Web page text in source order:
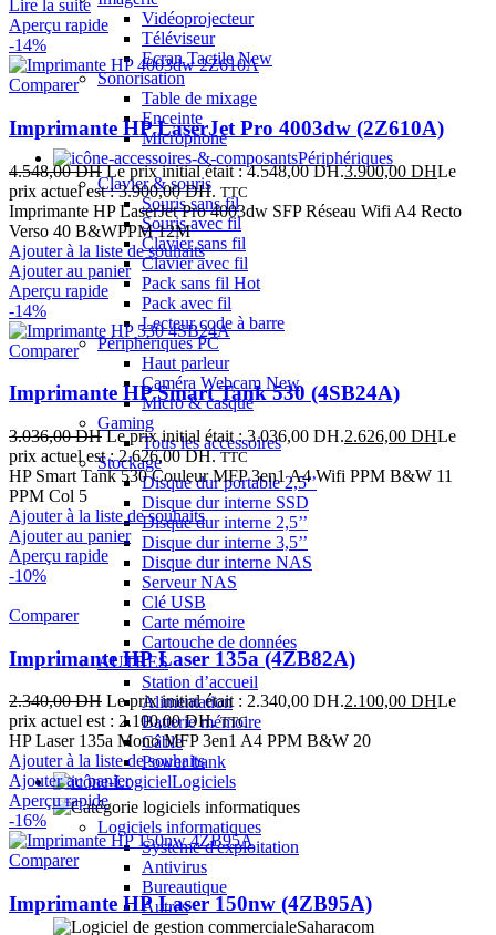
Vidéoprojecteur
Téléviseur
Ecran TactileNew
Sonorisation
Table de mixage
Enceinte
Microphone
Périphériques
Clavier & souris
Souris sans fil
Souris avec fil
Clavier sans fil
Clavier avec fil
Pack sans fil Hot
Pack avec fil
Lecteur code à barre
Périphériques PC
Haut parleur
Caméra Webcam New
Micro & casque
Gaming
Tous les accessoires
Stockage
Disque dur portable 2,5’’
Disque dur interne SSD
Disque dur interne 2,5’’
Disque dur interne 3,5’’
Disque dur interne NAS
Serveur NAS
Clé USB
Carte mémoire
Cartouche de données
AUTRES
Station d’accueil
Alimentation
Batterie mémoire
Câble
Power bank
Logiciels
Logiciels informatiques
Système d'exploitation
Antivirus
Bureautique
Autres
Lire la suite
Aperçu rapide
-14%
Comparer
Imprimante HP LaserJet Pro 4003dw (2Z610A)
4.548,00DH Le prix initial était : 4.548,00 DH.3.900,00 DHLe
prix actuel est : 3.900,00 DH. TTC
Imprimante HP LaserJet Pro 4003dw SFP Réseau Wifi A4 Recto
Verso 40 B&WPPM 12M
Ajouter à la liste de souhaits
Ajouter au panier
Aperçu rapide
-14%
Comparer
Imprimante HP Smart Tank 530 (4SB24A)
3.036,00DH Le prix initial était : 3.036,00 DH.2.626,00 DHLe
prix actuel est : 2.626,00 DH. TTC
HP Smart Tank 530 Couleur MFP 3en1 A4 Wifi PPM B&W 11
PPM Col 5
Ajouter à la liste de souhaits
Ajouter au panier
Aperçu rapide
-10%
Comparer
Imprimante HP Laser 135a (4ZB82A)
2.340,00DH Le prix initial était : 2.340,00 DH.2.100,00 DHLe
prix actuel est : 2.100,00 DH. TTC
HP Laser 135a Mono MFP 3en1 A4 PPM B&W 20
Ajouter à la liste de souhaits
Ajouter au panier
Aperçu rapide
-16%
Comparer
Imprimante HP Laser 150nw (4ZB95A)